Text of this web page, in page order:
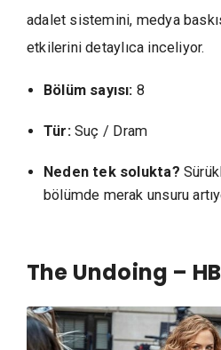
adalet sistemini, medya
etkilerini detaylıca inceliyor.
Bölüm sayısı: 8
Tür:Suç / Dram
Neden tek solukta?
bölümde merak unsuru
The Undoing –